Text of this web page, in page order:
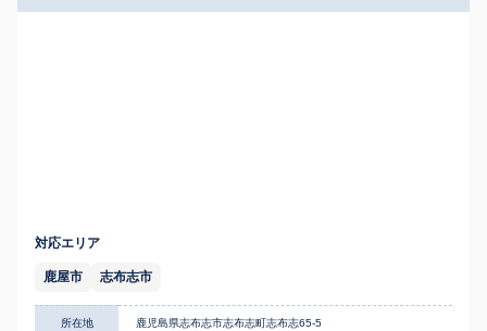
対応エリア
鹿屋市 志布志市
所在地 鹿児島県志布志市志布志町志布志65-5